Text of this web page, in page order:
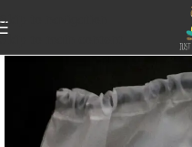
Skip to navigation
Skip to main content